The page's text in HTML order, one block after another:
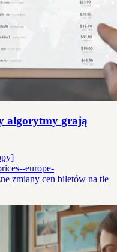
algorytmy grają
europe-
zmiany cen biletów na tle